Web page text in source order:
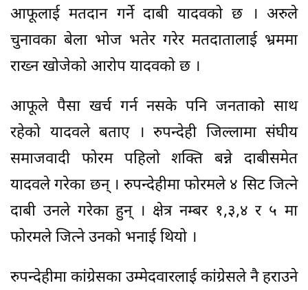
आफूलाई मतदान गर्ने दाबी यादवको छ । अरुले
चुनावका बेला भोज भतेर गरेर मतदातालाई भ्रममा
राख्न खोजेको आरोप यादवको छ ।
आफूले पैसा खर्च गर्न नसके पनि जनताको साथ
रहेको यादवले बताए । रुपन्देही जिल्लामा संघीय
समाजवादी फोरम पहिलो शक्ति बन्ने दाबीसमेत
यादवले गरेका छन् । रुपन्देहीमा फोरमले ४ सिट जित्ने
दाबी उनले गरेका हुन् । क्षेत्र नम्बर १,३,४ र ५ मा
फोरमले जित्ने उनको भनाई थियो ।
रुपन्देहीमा कांग्रेसका उम्मेदवारलाई कांग्रेसले नै हराउने